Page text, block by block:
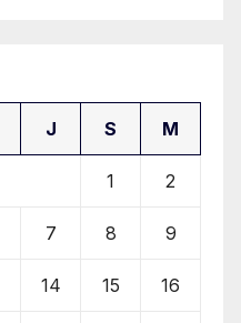
J S M
1 2
7 8 9
14 15 16